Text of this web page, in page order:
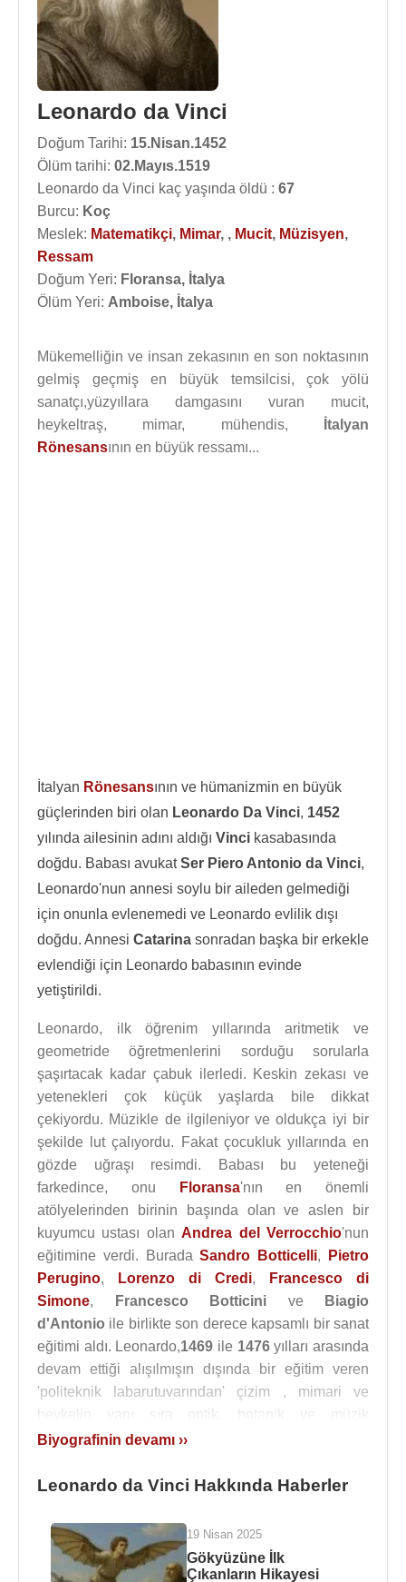
Leonardo da Vinci
Doğum Tarihi: 15.Nisan.1452
Ölüm tarihi: 02.Mayıs.1519
Leonardo da Vinci kaç yaşında öldü : 67
Burcu: Koç
Meslek: Matematikçi, Mimar, , Mucit, Müzisyen,
Ressam
Doğum Yeri: Floransa, İtalya
Ölüm Yeri: Amboise, İtalya
Mükemelliğin ve insan zekasının en son noktasının
gelmiş geçmiş en büyük temsilcisi, çok yölü
sanatçı,yüzyıllara damgasını vuran mucit,
heykeltraş, mimar, mühendis,
İtalyan
Rönesansının en büyük ressamı...
İtalyan Rönesansının ve hümanizmin en büyük
güçlerinden biri olan Leonardo Da Vinci, 1452
yılında ailesinin adını aldığı Vinci kasabasında
doğdu. Babası avukatSer Piero Antonio da Vinci,
Leonardo'nun annesi soylu bir aileden gelmediği
için onunla evlenemedi ve Leonardo evlilik dışı
doğdu. Annesi Catarina sonradan başka bir erkekle
evlendiği için Leonardo babasının evinde
yetiştirildi.
Leonardo, ilk öğrenim yıllarında aritmetik ve
geometride öğretmenlerini sorduğu sorularla
şaşırtacak kadar çabuk ilerledi. Keskin zekası ve
yetenekleri çok küçük yaşlarda bile dikkat
çekiyordu. Müzikle de ilgileniyor ve oldukça iyi bir
şekilde lut çalıyordu. Fakat çocukluk yıllarında en
gözde uğraşı resimdi. Babası bu yeteneği
farkedince, onu
Floransa'nın en önemli
atölyelerinden birinin başında olan ve aslen bir
kuyumcu ustası olanAndrea del Verrocchio'nun
eğitimine verdi. BuradaSandro Botticelli,
Pietro
Perugino, Lorenzo di Credi,
Francesco di
Simone, Francesco Botticini ve
Biagio
d'Antonio ile birlikte son derece kapsamlı bir sanat
eğitimi aldı. Leonardo,1469 ile 1476yılları arasında
devam ettiği alışılmışın dışında bir eğitim veren
'politeknik labarutuvarından' çizim , mimari ve
heykelin yanı sıra optik, botanik ve müzik
alanlarında da temel bilgiler edindi. (Leonardo'nun
TapınmasıveAziz Hieronymuseskizi ile birkaç
Verrocchio'nun''İsa'nın Vaftiz Edilmesi''
tablosundaki meleklerden birinin Leonardo'ya ait
olduğu düşünülmektedir.
Biyografinin devamı ››
Leonardo da Vinci Hakkında Haberler
19 Nisan 2025
Gökyüzüne İlk
Çıkanların Hikayesi